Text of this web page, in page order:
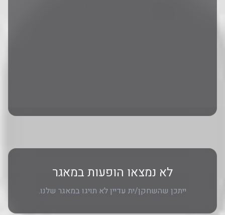
לא נמצאו הופעות במאגר
ייתכן שהשחקן/ית עדיין לא תויגו במאגר שלנו.